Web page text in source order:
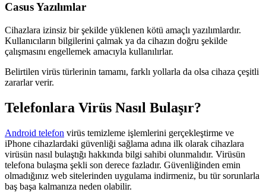
Casus Yazılımlar
Cihazlara izinsiz bir şekilde yüklenen kötü amaçlı yazılımlardır.
Kullanıcıların bilgilerini çalmak ya da cihazın doğru şekilde
çalışmasını engellemek amacıyla kullanılırlar.
Belirtilen virüs türlerinin tamamı, farklı yollarla da olsa cihaza çeşitli
zararlar verir.
Telefonlara Virüs Nasıl Bulaşır?
Android telefon virüs temizleme işlemlerini gerçekleştirme ve
iPhone cihazlardaki güvenliği sağlama adına ilk olarak cihazlara
virüsün nasıl bulaştığı hakkında bilgi sahibi olunmalıdır. Virüsün
telefona bulaşma şekli son derece fazladır. Güvenliğinden emin
olmadığınız web sitelerinden uygulama indirmeniz, bu tür sorunlarla
baş başa kalmanıza neden olabilir.